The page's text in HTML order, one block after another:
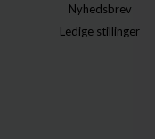
Nyhedsbrev
Ledige stillinger